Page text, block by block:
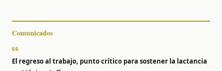
Comunicados
66
El regreso al trabajo, punto crítico para sostener la lactancia